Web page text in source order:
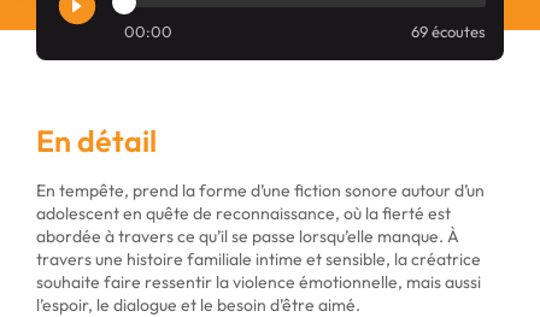
00:00 69 écoutes
En détail
En tempête, prend la forme d’une fiction sonore autour d’un
adolescent en quête de reconnaissance, où la fierté est
abordée à travers ce qu’il se passe lorsqu’elle manque. À
travers une histoire familiale intime et sensible, la créatrice
souhaite faire ressentir la violence émotionnelle, mais aussi
l’espoir, le dialogue et le besoin d’être aimé.